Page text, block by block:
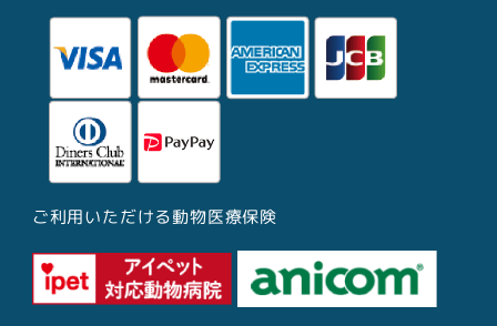
ご利用いただける動物医療保険